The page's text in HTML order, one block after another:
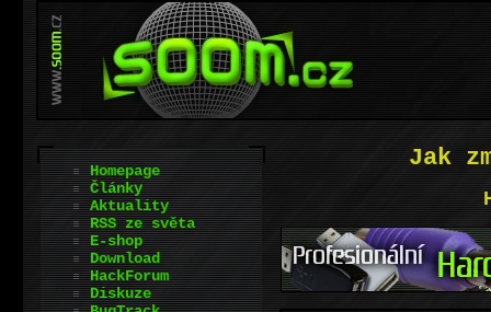
Jak
Homepage
Články
Aktuality
RSS ze světa
E-shop
Download
HackForum
Diskuze